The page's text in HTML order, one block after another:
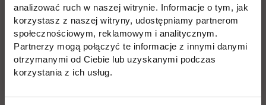
analizować ruch w naszej witrynie. Informacje o tym, jak
korzystasz z naszej witryny, udostępniamy partnerom
społecznościowym, reklamowym i analitycznym.
Partnerzy mogą połączyć te informacje z innymi danymi
otrzymanymi od Ciebie lub uzyskanymi podczas
korzystania z ich usług.